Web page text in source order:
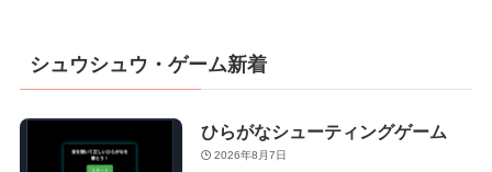
シュウシュウ・ゲーム新着
ひらがなシューティングゲーム
2026年8月7日